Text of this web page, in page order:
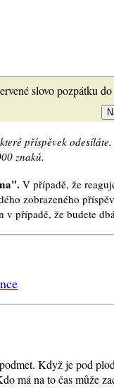
slovo pozpátku
příspěvek odesíláte.
znaků.
V případě, že
zobrazeného
v případě, že budete
Když je pod
má na to čas může